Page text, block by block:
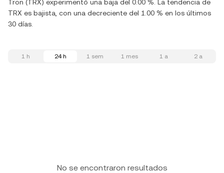
Tron (TRX) experimentó una baja del 0.00 %. La tendencia de
TRX es bajista, con una decreciente del 1.00 % en los últimos
30 días.
1 h 24 h 1 sem 1 mes 1 a 2 a
No se encontraron resultados